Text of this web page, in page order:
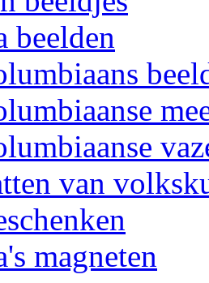
beelden
van
magneten